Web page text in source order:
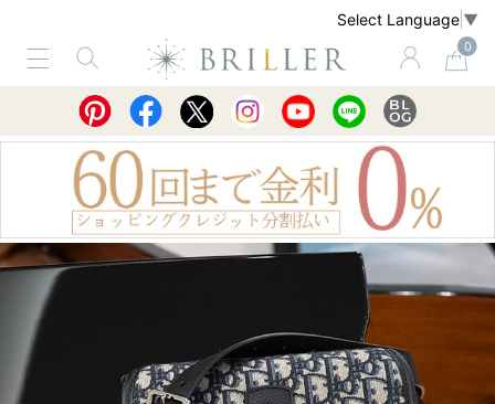
Select Language ▼
0
サービス ショッピングガイド 買取